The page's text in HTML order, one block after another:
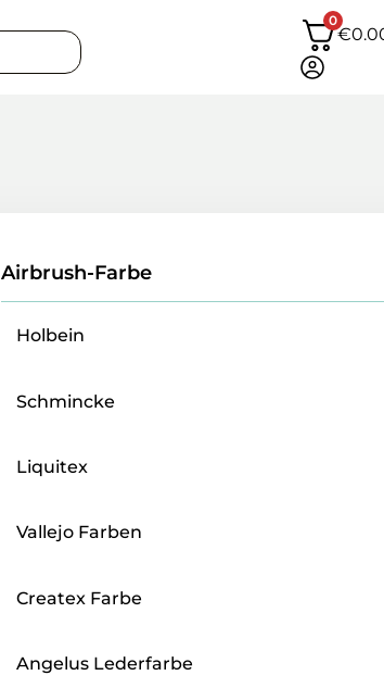
0
€
Airbrush-Farbe
Holbein
Schmincke
Liquitex
Vallejo Farben
Createx Farbe
Angelus Lederfarbe